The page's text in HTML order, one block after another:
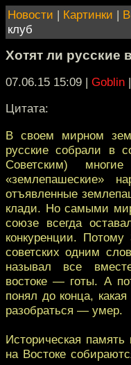
Новости | Картинки |
клуб
Хотят ли русские
07.06.15 15:09 | Goblin |
Цитата:
В своем мирном
русские собрали в
Советским)
«землепашеские»
отъявленные
клади. Но самыми
союзе всегда
конкуренции.
советских одним
называл все
востоке — готы. А
понял до конца,
разобраться — умер.
Историческая память
на Востоке